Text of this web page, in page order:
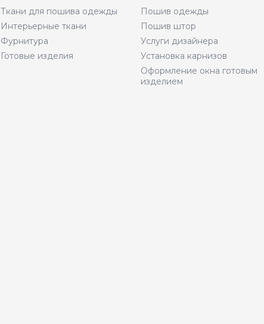
Ткани для пошива одежды
Интерьерные ткани
Фурнитура
Готовые изделия
Пошив одежды
Пошив штор
Услуги дизайнера
Установка карнизов
Оформление окна готовым
изделием